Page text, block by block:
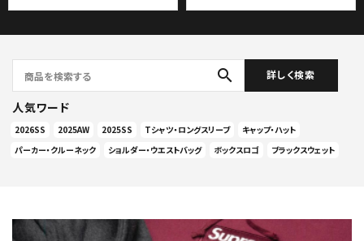
search 詳しく検索
人気ワード
2026SS 2025AW 2025SS Tシャツ・ロングスリーブ
キャップ・ハット
パーカー・クルーネック
ショルダー・ウエストバッグ ボックスロゴ ブラックスウェット